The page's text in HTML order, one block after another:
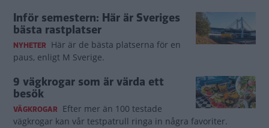
Inför semestern: Här är Sveriges
bästa rastplatser
NYHETER Här är de bästa platserna för en
paus, enligt M Sverige.
9 vägkrogar som är värda ett
besök
VÄGKROGAR Efter mer än 100 testade
vägkrogar kan vår testpatrull ringa in några favoriter.